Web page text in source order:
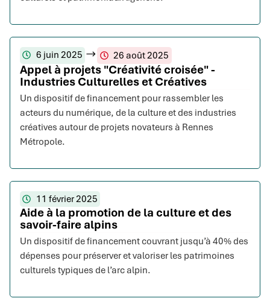
6 juin 2025 26 août 2025
Appel à projets "Créativité croisée" -
Industries Culturelles et Créatives
Un dispositif de financement pour rassembler les
acteurs du numérique, de la culture et des industries
créatives autour de projets novateurs à Rennes
Métropole.
11 février 2025
Aide à la promotion de la culture et des
savoir-faire alpins
Un dispositif de financement couvrant jusqu’à 40% des
dépenses pour préserver et valoriser les patrimoines
culturels typiques de l’arc alpin.